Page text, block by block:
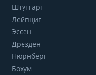
Штутгарт
Лейпциг
Эссен
Дрезден
Нюрнберг
Бохум